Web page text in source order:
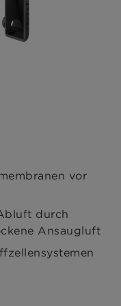
vor
durch
Ansaugluft